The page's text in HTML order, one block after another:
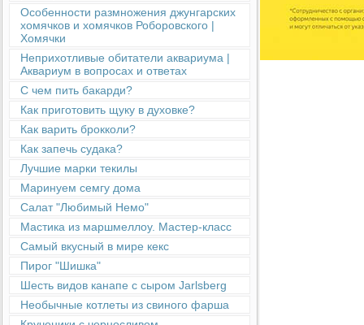
Особенности размножения джунгарских
хомячков и хомячков Роборовского |
Хомячки
Неприхотливые обитатели аквариума |
Аквариум в вопросах и ответах
С чем пить бакарди?
Как приготовить щуку в духовке?
Как варить брокколи?
Как запечь судака?
Лучшие марки текилы
Маринуем семгу дома
Салат "Любимый Немо"
Мастика из маршмеллоу. Мастер-класс
Самый вкусный в мире кекс
Пирог "Шишка"
Шесть видов канапе с сыром Jarlsberg
Необычные котлеты из свиного фарша